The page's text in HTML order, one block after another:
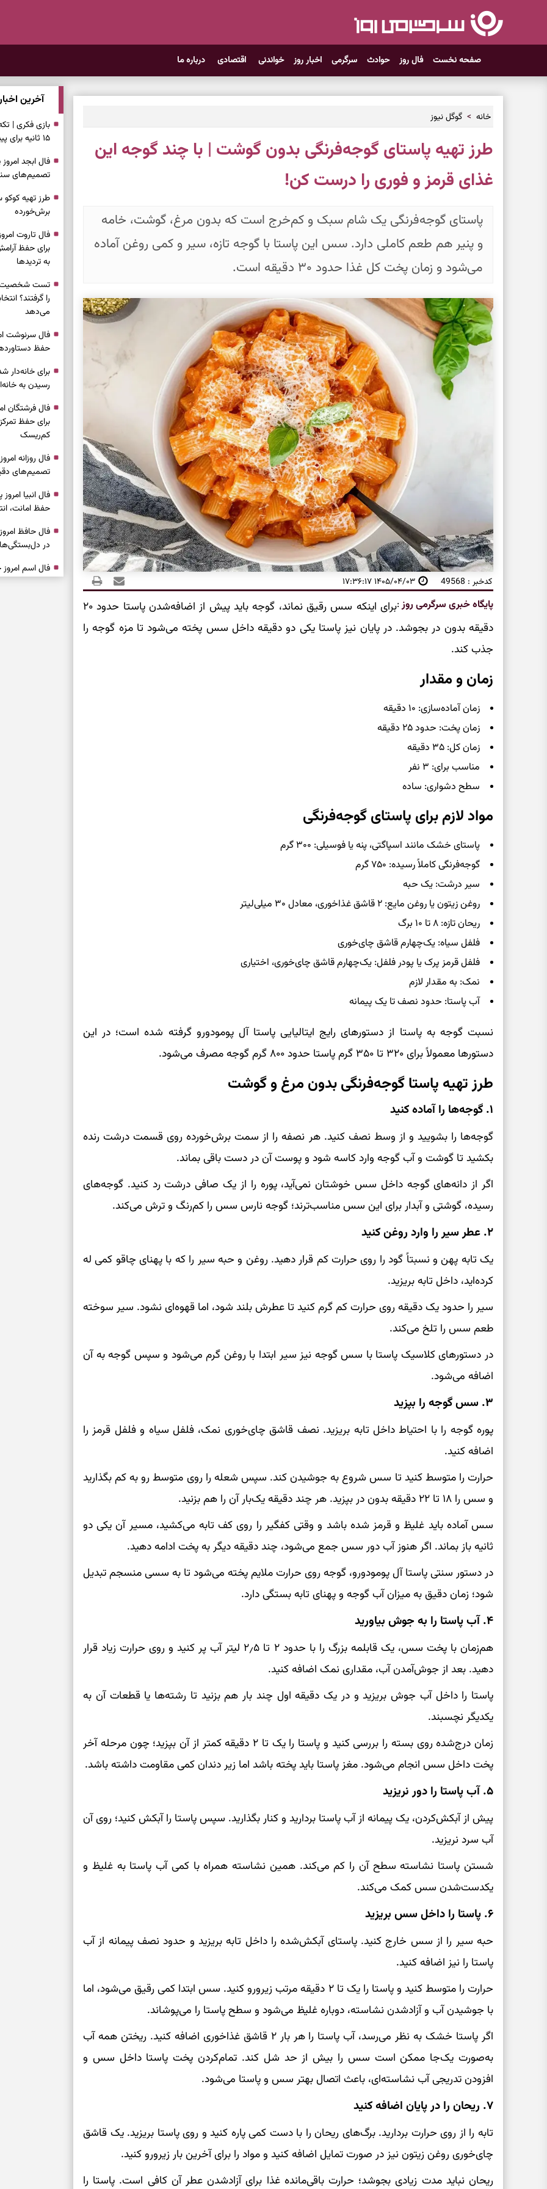
صفحه نخست فال روز حوادث سرگرمی اخبار روز خواندنی اقتصادی درباره ما
خانه گوگل نیوز
طرز تهیه پاستای گوجه‌فرنگی بدون گوشت | با چند گوجه این
غذای قرمز و فوری را درست کن!
پاستای گوجه‌فرنگی یک شام سبک و کم‌خرج است که بدون مرغ، گوشت، خامه
و پنیر هم طعم کاملی دارد. سس این پاستا با گوجه تازه، سیر و کمی روغن آماده
می‌شود و زمان پخت کل غذا حدود ۳۰ دقیقه است.
کدخبر : 49568 ۱۴۰۵/۰۴/۰۳ ۱۷:۳۶:۱۷
پایگاه خبری سرگرمی روز:
برای اینکه سس رقیق نماند، گوجه باید پیش از اضافه‌شدن پاستا حدود ۲۰
دقیقه بدون در بجوشد. در پایان نیز پاستا یکی دو دقیقه داخل سس پخته می‌شود تا مزه گوجه را
جذب کند.
زمان و مقدار
زمان آماده‌سازی: ۱۰ دقیقه
زمان پخت: حدود ۲۵ دقیقه
زمان کل: ۳۵ دقیقه
مناسب برای: ۳ نفر
سطح دشواری: ساده
مواد لازم برای پاستای گوجه‌فرنگی
پاستای خشک مانند اسپاگتی، پنه یا فوسیلی: ۳۰۰ گرم
گوجه‌فرنگی کاملاً رسیده: ۷۵۰ گرم
سیر درشت: یک حبه
روغن زیتون یا روغن مایع: ۲ قاشق غذاخوری، معادل ۳۰ میلی‌لیتر
ریحان تازه: ۸ تا ۱۰ برگ
فلفل سیاه: یک‌چهارم قاشق چای‌خوری
فلفل قرمز پرک یا پودر فلفل: یک‌چهارم قاشق چای‌خوری، اختیاری
نمک: به مقدار لازم
آب پاستا: حدود نصف تا یک پیمانه
نسبت گوجه به پاستا از دستورهای رایج ایتالیایی پاستا آل پومودورو گرفته شده است؛ در این
دستورها معمولاً برای ۳۲۰ تا ۳۵۰ گرم پاستا حدود ۸۰۰ گرم گوجه مصرف می‌شود.
طرز تهیه پاستا گوجه‌فرنگی بدون مرغ و گوشت
۱. گوجه‌ها را آماده کنید
گوجه‌ها را بشویید و از وسط نصف کنید. هر نصفه را از سمت برش‌خورده روی قسمت درشت رنده
بکشید تا گوشت و آب گوجه وارد کاسه شود و پوست آن در دست باقی بماند.
اگر از دانه‌های گوجه داخل سس خوشتان نمی‌آید، پوره را از یک صافی درشت رد کنید. گوجه‌های
رسیده، گوشتی و آبدار برای این سس مناسب‌ترند؛ گوجه نارس سس را کم‌رنگ و ترش می‌کند.
۲. عطر سیر را وارد روغن کنید
یک تابه پهن و نسبتاً گود را روی حرارت کم قرار دهید. روغن و حبه سیر را که با پهنای چاقو کمی له
کرده‌اید، داخل تابه بریزید.
سیر را حدود یک دقیقه روی حرارت کم گرم کنید تا عطرش بلند شود، اما قهوه‌ای نشود. سیر سوخته
طعم سس را تلخ می‌کند.
در دستورهای کلاسیک پاستا با سس گوجه نیز سیر ابتدا با روغن گرم می‌شود و سپس گوجه به آن
اضافه می‌شود.
۳. سس گوجه را بپزید
پوره گوجه را با احتیاط داخل تابه بریزید. نصف قاشق چای‌خوری نمک، فلفل سیاه و فلفل قرمز را
اضافه کنید.
حرارت را متوسط کنید تا سس شروع به جوشیدن کند. سپس شعله را روی متوسط رو به کم بگذارید
و سس را ۱۸ تا ۲۲ دقیقه بدون در بپزید. هر چند دقیقه یک‌بار آن را هم بزنید.
سس آماده باید غلیظ و قرمز شده باشد و وقتی کفگیر را روی کف تابه می‌کشید، مسیر آن یکی دو
ثانیه باز بماند. اگر هنوز آب دور سس جمع می‌شود، چند دقیقه دیگر به پخت ادامه دهید.
در دستور سنتی پاستا آل پومودورو، گوجه روی حرارت ملایم پخته می‌شود تا به سسی منسجم تبدیل
شود؛ زمان دقیق به میزان آب گوجه و پهنای تابه بستگی دارد.
۴. آب پاستا را به جوش بیاورید
هم‌زمان با پخت سس، یک قابلمه بزرگ را با حدود ۲ تا ۲٫۵ لیتر آب پر کنید و روی حرارت زیاد قرار
دهید. بعد از جوش‌آمدن آب، مقداری نمک اضافه کنید.
پاستا را داخل آب جوش بریزید و در یک دقیقه اول چند بار هم بزنید تا رشته‌ها یا قطعات آن به
یکدیگر نچسبند.
زمان درج‌شده روی بسته را بررسی کنید و پاستا را یک تا ۲ دقیقه کمتر از آن بپزید؛ چون مرحله آخر
پخت داخل سس انجام می‌شود. مغز پاستا باید پخته باشد اما زیر دندان کمی مقاومت داشته باشد.
۵. آب پاستا را دور نریزید
پیش از آبکش‌کردن، یک پیمانه از آب پاستا بردارید و کنار بگذارید. سپس پاستا را آبکش کنید؛ روی آن
آب سرد نریزید.
شستن پاستا نشاسته سطح آن را کم می‌کند. همین نشاسته همراه با کمی آب پاستا به غلیظ و
یکدست‌شدن سس کمک می‌کند.
۶. پاستا را داخل سس بریزید
حبه سیر را از سس خارج کنید. پاستای آبکش‌شده را داخل تابه بریزید و حدود نصف پیمانه از آب
پاستا را نیز اضافه کنید.
حرارت را متوسط کنید و پاستا را یک تا ۲ دقیقه مرتب زیرورو کنید. سس ابتدا کمی رقیق می‌شود، اما
با جوشیدن آب و آزادشدن نشاسته، دوباره غلیظ می‌شود و سطح پاستا را می‌پوشاند.
اگر پاستا خشک به نظر می‌رسد، آب پاستا را هر بار ۲ قاشق غذاخوری اضافه کنید. ریختن همه آب
به‌صورت یک‌جا ممکن است سس را بیش از حد شل کند. تمام‌کردن پخت پاستا داخل سس و
افزودن تدریجی آب نشاسته‌ای، باعث اتصال بهتر سس و پاستا می‌شود.
۷. ریحان را در پایان اضافه کنید
تابه را از روی حرارت بردارید. برگ‌های ریحان را با دست کمی پاره کنید و روی پاستا بریزید. یک قاشق
چای‌خوری روغن زیتون نیز در صورت تمایل اضافه کنید و مواد را برای آخرین بار زیرورو کنید.
ریحان نباید مدت زیادی بجوشد؛ حرارت باقی‌مانده غذا برای آزادشدن عطر آن کافی است. پاستا را
آخرین
بازی فکری |
۱۵ ثانیه برای پیداکردنش وقت دارید
تصمیم‌های
طرز تهیه
برش‌خورده
برای حفظ
به تردیدها
تست شخصیت
را گرفتند؟
می‌دهد
حفظ
برای خانه‌دار
رسیدن به
برای حفظ
کم‌ریسک
تصمیم‌های
حفظ امانت،
در
درباره حضور